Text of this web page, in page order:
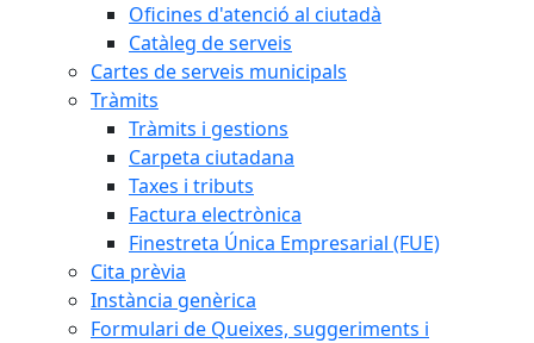
Oficines d'atenció al ciutadà
Catàleg de serveis
Cartes de serveis municipals
Tràmits
Tràmits i gestions
Carpeta ciutadana
Taxes i tributs
Factura electrònica
Finestreta Única Empresarial (FUE)
Cita prèvia
Instància genèrica
Formulari de Queixes, suggeriments i